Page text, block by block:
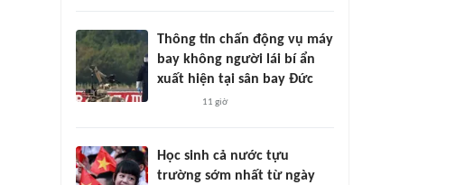
Thông tin chấn động vụ máy
bay không người lái bí ẩn
xuất hiện tại sân bay Đức
11 giờ
Học sinh cả nước tựu
trường sớm nhất từ ngày